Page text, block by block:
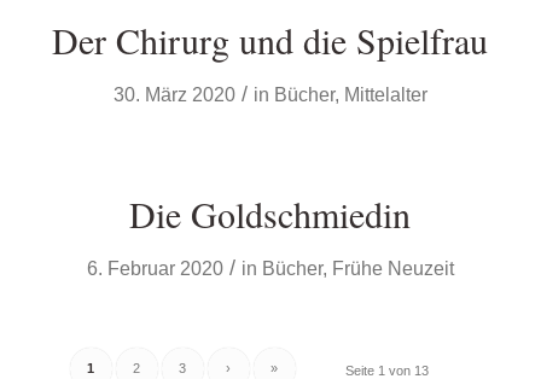
Der Chirurg und die Spielfrau
30. März 2020 / in Bücher, Mittelalter
Die Goldschmiedin
6. Februar 2020 / in Bücher, Frühe Neuzeit
Seite 1 von 13
1 2 3 › »